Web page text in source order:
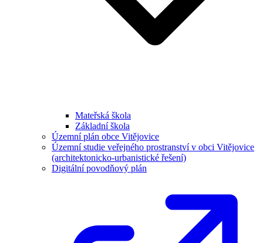
Mateřská škola
Základní škola
Územní plán obce Vitějovice
Územní studie veřejného prostranství v obci Vitějovice
(architektonicko-urbanistické řešení)
Digitální povodňový plán